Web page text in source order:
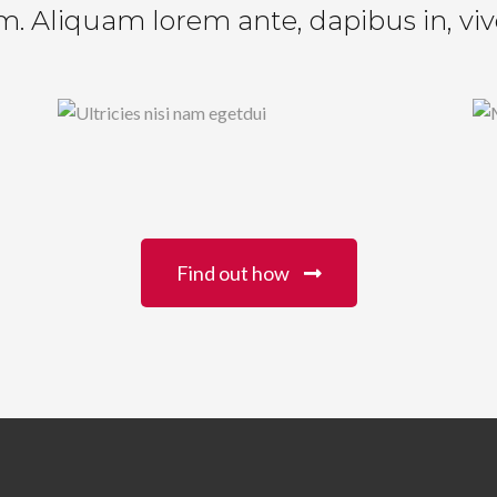
Aliquam lorem ante, dapibus in,
Find out how